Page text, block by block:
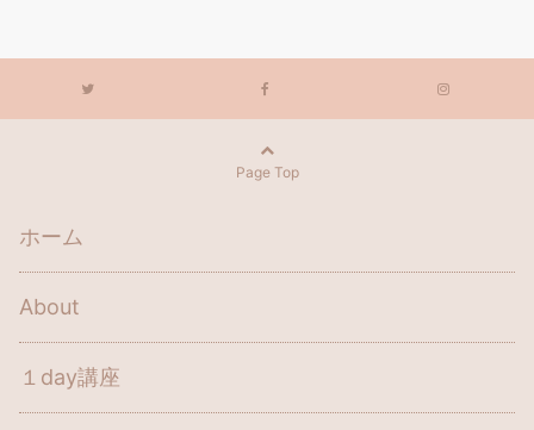
Page Top
ホーム
About
１day講座